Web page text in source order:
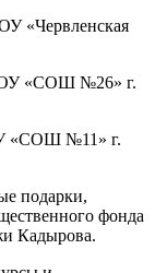
«Червленская
«СОШ №26» г.
«СОШ №11» г.
подарки,
фонда
Кадырова.